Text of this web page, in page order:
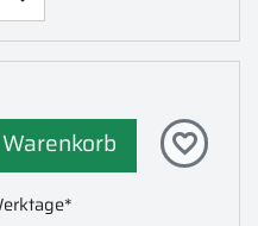
favorite_border